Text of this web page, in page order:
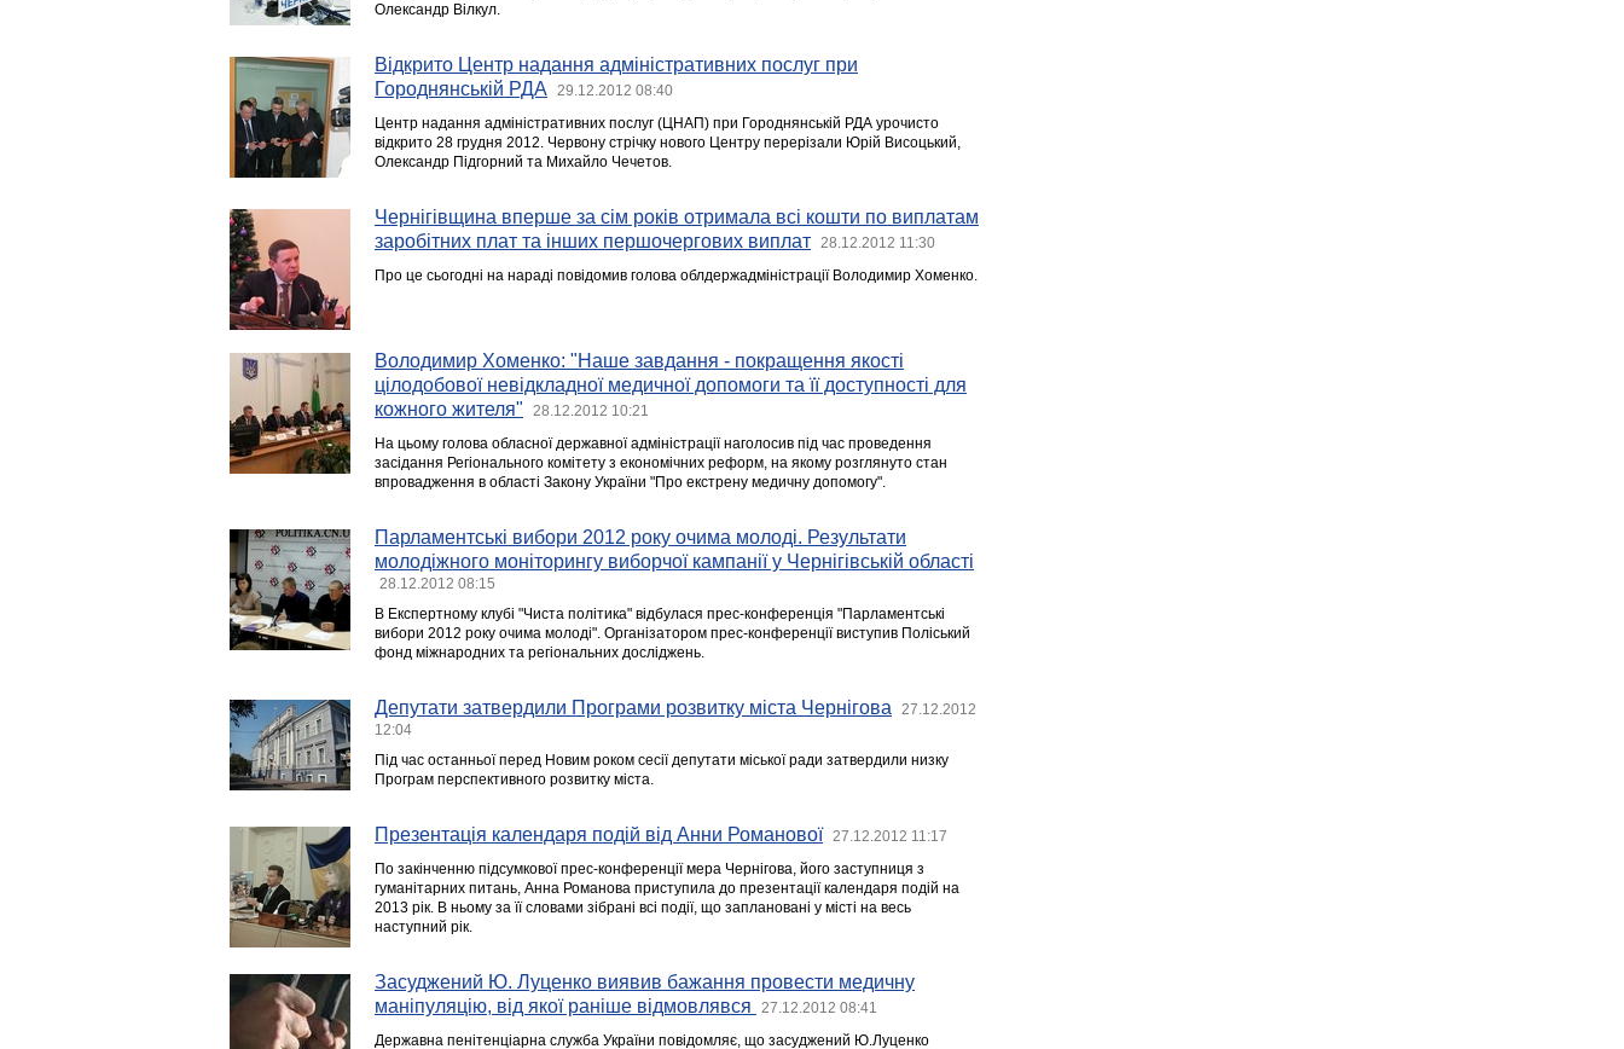
Олександр Вілкул.
Відкрито Центр надання адміністративних послуг при
Городнянській РДА
29.12.2012 08:40
Центр надання адміністративних послуг (ЦНАП) при Городнянській РДА урочисто
відкрито 28 грудня 2012. Червону стрічку нового Центру перерізали Юрій Висоцький,
Олександр Підгорний та Михайло Чечетов.
Чернігівщина вперше за сім років отримала всі кошти по виплатам
заробітних плат та інших першочергових виплат
28.12.2012 11:30
Про це сьогодні на нараді повідомив голова облдержадміністрації Володимир Хоменко.
Володимир Хоменко: "Наше завдання - покращення якості
цілодобової невідкладної медичної допомоги та її доступності для
кожного жителя"
28.12.2012 10:21
На цьому голова обласної державної адміністрації наголосив під час проведення
засідання Регіонального комітету з економічних реформ, на якому розглянуто стан
впровадження в області Закону України "Про екстрену медичну допомогу".
Парламентські вибори 2012 року очима молоді. Результати
молодіжного моніторингу виборчої кампанії у Чернігівській області
28.12.2012 08:15
В Експертному клубі "Чиста політика" відбулася прес-конференція "Парламентські
вибори 2012 року очима молоді". Організатором прес-конференції виступив Поліський
фонд міжнародних та регіональних досліджень.
Депутати затвердили Програми розвитку міста Чернігова
27.12.2012
12:04
Під час останньої перед Новим роком сесії депутати міської ради затвердили низку
Програм перспективного розвитку міста.
Презентація календаря подій від Анни Романової 27.12.2012 11:17
По закінченню підсумкової прес-конференції мера Чернігова, його заступниця з
гуманітарних питань, Анна Романова приступила до презентації календаря подій на
2013 рік. В ньому за її словами зібрані всі події, що заплановані у місті на весь
наступний рік.
Засуджений Ю. Луценко виявив бажання провести медичну
маніпуляцію, від якої раніше відмовлявся
27.12.2012 08:41
Державна пенітенціарна служба України повідомляє, що засуджений Ю.Луценко